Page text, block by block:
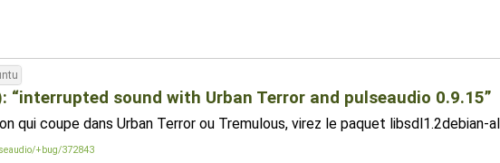
“interrupted sound with Urban Terror and pulseaudio 0.9.15”
qui coupe dans Urban Terror ou Tremulous, virez le paquet
+bug/372843